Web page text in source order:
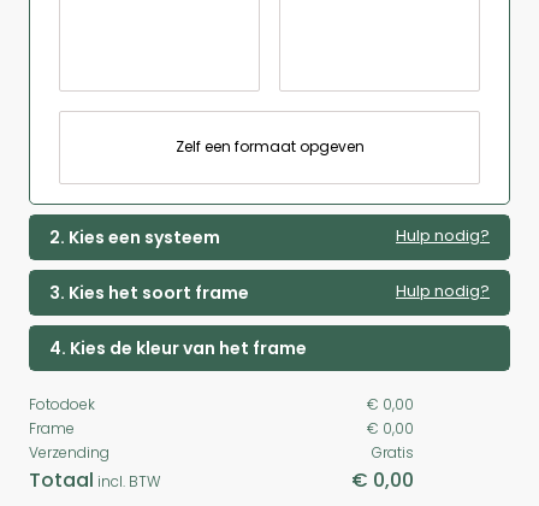
Zelf een formaat opgeven
2. Kies een systeem Hulp nodig?
3. Kies het soort frame Hulp nodig?
4. Kies de kleur van het frame
Fotodoek
€ 0,00
Frame
€ 0,00
Verzending
Gratis
Totaal incl. BTW € 0,00